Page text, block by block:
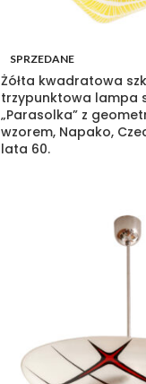
SPRZEDANE
Żółta kwadratowa
trzypunktowa lampa
„Parasolka” z
wzorem, Napako,
lata 60.